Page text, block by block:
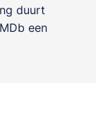
duurt
een